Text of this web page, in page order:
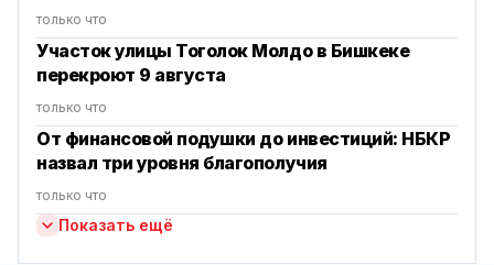
только что
Участок улицы Тоголок Молдо в Бишкеке
перекроют 9 августа
только что
От финансовой подушки до инвестиций: НБКР
назвал три уровня благополучия
только что
Показать ещё